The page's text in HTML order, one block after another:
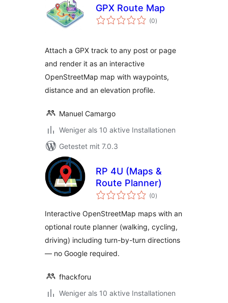
GPX Route Map
(0Bewertungen
gesamt
)
Attach a GPX track to any post or page
and render it as an interactive
OpenStreetMap map with waypoints,
distance and an elevation profile.
Manuel Camargo
Weniger als 10 aktive Installationen
Getestet mit 7.0.3
RP 4U (Maps &
Route Planner)
(0Bewertungen
gesamt
)
Interactive OpenStreetMap maps with an
optional route planner (walking, cycling,
driving) including turn-by-turn directions
— no Google required.
fhackforu
Weniger als 10 aktive Installationen